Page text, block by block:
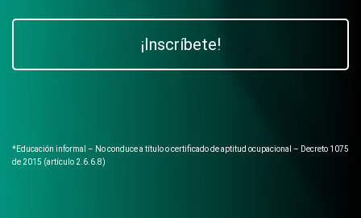
¡Inscríbete!
*Educación informal – No conduce a título o certificado de aptitud ocupacional – Decreto 1075
de 2015 (artículo 2.6.6.8)